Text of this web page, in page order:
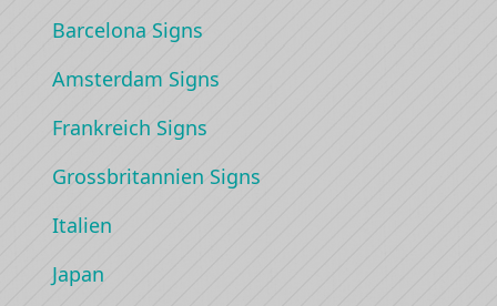
Barcelona Signs
Amsterdam Signs
Frankreich Signs
Grossbritannien Signs
Italien
Japan